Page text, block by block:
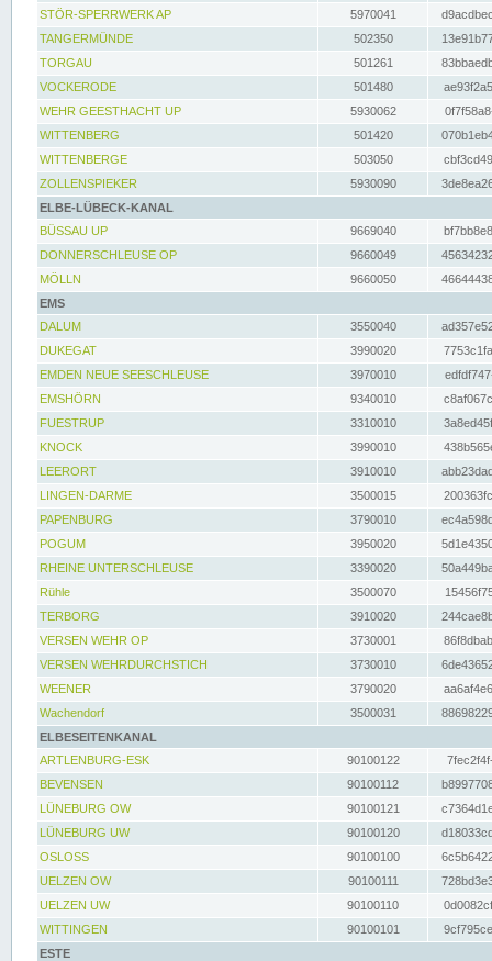
STÖR-SPERRWERK AP 5970041
TANGERMÜNDE
502350
TORGAU
501261
VOCKERODE
501480
WEHR GEESTHACHT UP
5930062
WITTENBERG
501420
WITTENBERGE
503050
ZOLLENSPIEKER
5930090
ELBE-LÜBECK-KANAL
BÜSSAU UP
9669040
DONNERSCHLEUSE OP
9660049
MÖLLN
9660050
EMS
DALUM
3550040
DUKEGAT
3990020
EMDEN NEUE SEESCHLEUSE
3970010
EMSHÖRN
9340010
FUESTRUP
3310010
KNOCK
3990010
LEERORT
3910010
LINGEN-DARME
3500015
PAPENBURG
3790010
POGUM
3950020
RHEINE UNTERSCHLEUSE
3390020
Rühle
3500070
TERBORG
3910020
VERSEN WEHR OP
3730001
VERSEN WEHRDURCHSTICH
3730010
WEENER
3790020
Wachendorf
3500031
ELBESEITENKANAL
ARTLENBURG-ESK
90100122
BEVENSEN
90100112
LÜNEBURG OW
90100121
LÜNEBURG UW
90100120
OSLOSS
90100100
UELZEN OW
90100111
UELZEN UW
90100110
WITTINGEN
90100101
ESTE